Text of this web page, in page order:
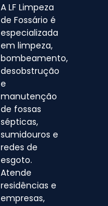
A LF Limpeza
de Fossário é
especializada
em limpeza,
bombeamento,
desobstrução
e
manutenção
de fossas
sépticas,
sumidouros e
redes de
esgoto.
Atende
residências e
empresas,